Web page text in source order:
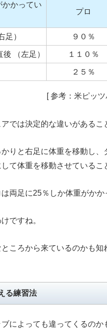
かかってい
プロ
足） ９０％
（左足） １１０％
２５％
[ 参考：米ピッ
では決定的な違いがあるこ
りと右足に体重を移動し、
て体重を移動させているこ
両足に25％しか体重がかか
ですね。
ころから来ているのかも知
る練習法
によっても違ってくるのか